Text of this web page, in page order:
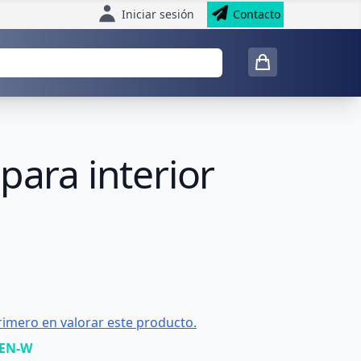
Iniciar sesión Contacto
interior
en valorar este producto.
W